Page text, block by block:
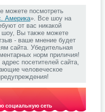
можете посмотреть
Америка». Все шоу на
от вас никакой
шоу, Вы также можете
- ваше мнение будет
сайта. Убедительная
норм приличия!
посетителей сайта,
человеческое
социальную сеть